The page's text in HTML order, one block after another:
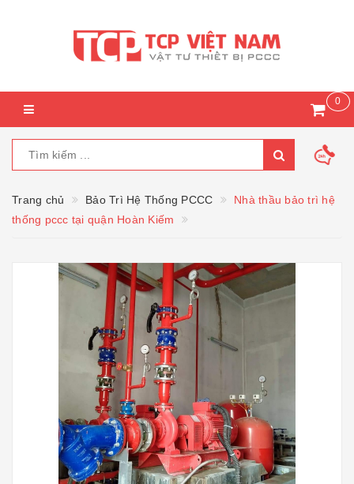
0
Trang chủ Bảo Trì Hệ Thống PCCC
Nhà thầu bảo trì hệ
thống pccc tại quận Hoàn Kiếm